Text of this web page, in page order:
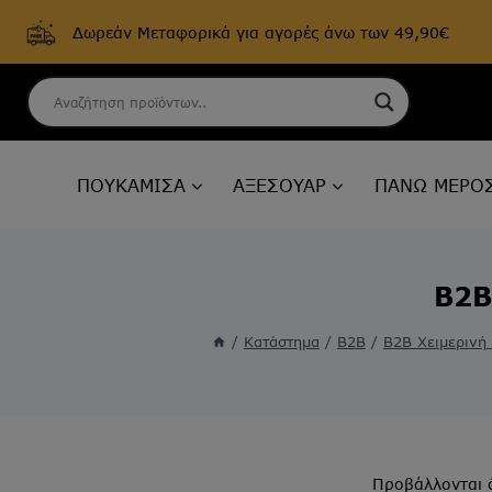
Δωρεάν Μεταφορικά για αγορές άνω των 49,90€
content
ΠΟΥΚΑΜΙΣΑ ΑΞΕΣΟΥΑΡ ΠΑΝΩ
/ Κατάστημα / B2B / B2B
Προβάλλονται